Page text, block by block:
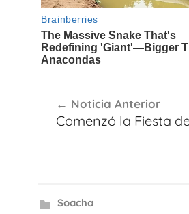
de
Noticia Anterior
Comenzó la Fiesta
Soacha